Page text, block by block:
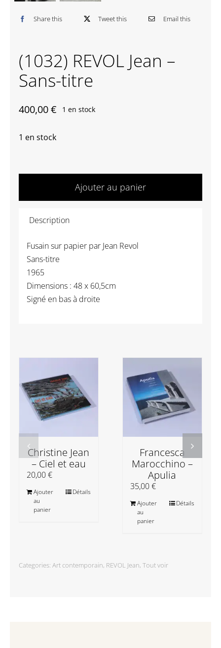
Contactez-nous
Share this Tweet this Email this
(1032) REVOL Jean –
Sans-titre
400,00€ 1 en stock
1 en stock
de
Sans-
Ajouter au panier
Description
Fusain sur papier par Jean Revol
Sans-titre
1965
Dimensions : 48 x 60,5cm
Signé en bas à droite
Christine Jean
– Ciel et eau
20,00€
Ajouter
au
panier
Détails
Francesca
Marocchino –
Apulia
35,00€
Ajouter
au
panier
Détails
Categories: Art contemporain, REVOL Jean, Tout voir